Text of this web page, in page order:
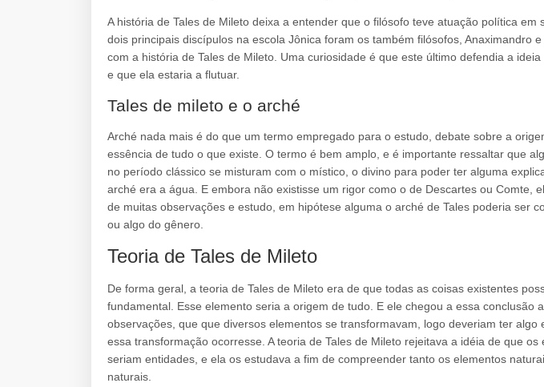
A história de Tales de Mileto deixa a entender que o filósofo teve atuação política em
dois principais discípulos na escola Jônica foram os também filósofos, Anaximandro
com a história de Tales de Mileto. Uma curiosidade é que este último defendia a ideia
e que ela estaria a flutuar.
Tales de mileto e o arché
Arché nada mais é do que um termo empregado para o estudo, debate sobre a
essência de tudo o que existe. O termo é bem amplo, e é importante ressaltar que
no período clássico se misturam com o místico, o divino para poder ter alguma
arché era a água. E embora não existisse um rigor como o de Descartes ou Comte,
de muitas observações e estudo, em hipótese alguma o arché de Tales poderia ser
ou algo do gênero.
Teoria de Tales de Mileto
De forma geral, a teoria de Tales de Mileto era de que todas as coisas existentes
fundamental. Esse elemento seria a origem de tudo. E ele chegou a essa conclusão
observações, que que diversos elementos se transformavam, logo deveriam ter algo
essa transformação ocorresse. A teoria de Tales de Mileto rejeitava a idéia de que os
seriam entidades, e ela os estudava a fim de compreender tanto os elementos
naturais.